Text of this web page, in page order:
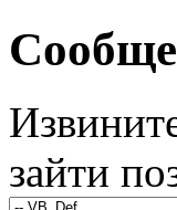
зайти